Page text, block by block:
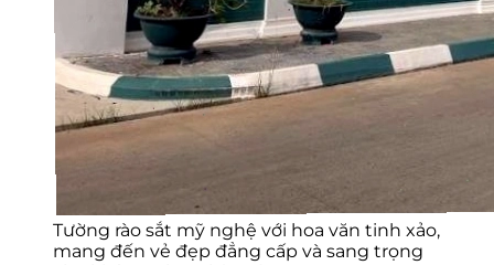
Tường rào sắt mỹ nghệ với hoa văn tinh xảo,
mang đến vẻ đẹp đẳng cấp và sang trọng